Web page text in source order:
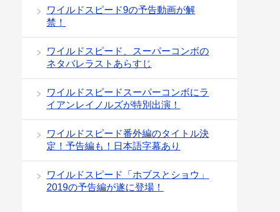
ワイルドスピード9の予告動画が解
禁！
ワイルドスピード、スーパーコンボの
ネタバレラストあらすじ
ワイルドスピードスーパーコンボにラ
イアンレイノルズが特別出演！
ワイルドスピード番外編のタイトル決
定！予告編も！日本語字幕あり
ワイルドスピード「ホブスとショウ」
2019の予告編が遂に登場！